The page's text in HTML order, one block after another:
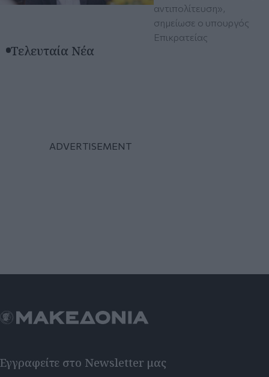
αντιπολίτευση»,
σημείωσε ο υπουργός
Επικρατείας
Τελευταία Νέα
Εγγραφείτε στο Newsletter μας